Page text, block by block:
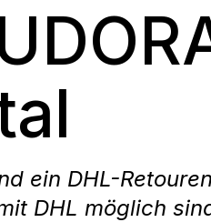
ein DHL-
DHL möglich